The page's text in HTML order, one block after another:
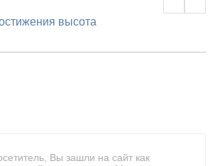
высота
Вы зашли на сайт как